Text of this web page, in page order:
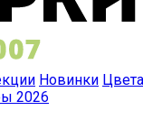
Новинки Цвета
2026